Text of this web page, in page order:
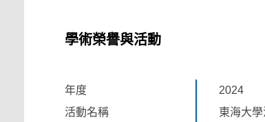
學術榮譽與活動
年度
2024
活動名稱
東海大